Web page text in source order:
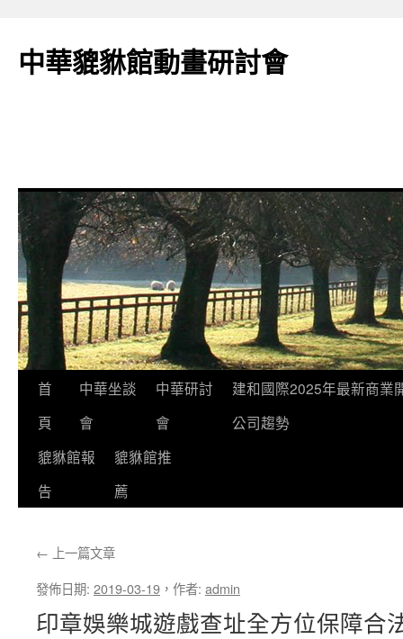
主
中華貔貅館動畫研討會
首
頁
中華坐談
會
中華研討
會
建和國際2025年最新商業
公司趨勢
貔貅館報
告
貔貅館推
薦
← 上一篇文章
發佈日期: 2019-03-19 ， 作者: admin
印章娛樂城遊戲查址全方位保障合